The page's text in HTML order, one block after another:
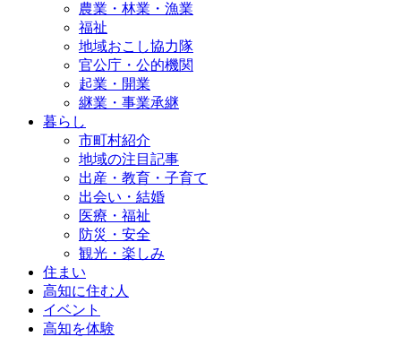
農業・林業・漁業
福祉
地域おこし協力隊
官公庁・公的機関
起業・開業
継業・事業承継
暮らし
市町村紹介
地域の注目記事
出産・教育・子育て
出会い・結婚
医療・福祉
防災・安全
観光・楽しみ
住まい
高知に住む人
イベント
高知を体験